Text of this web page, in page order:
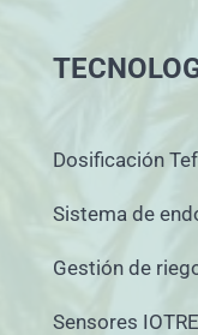
Dosificación
Sistema de
Gestión de
Sensores